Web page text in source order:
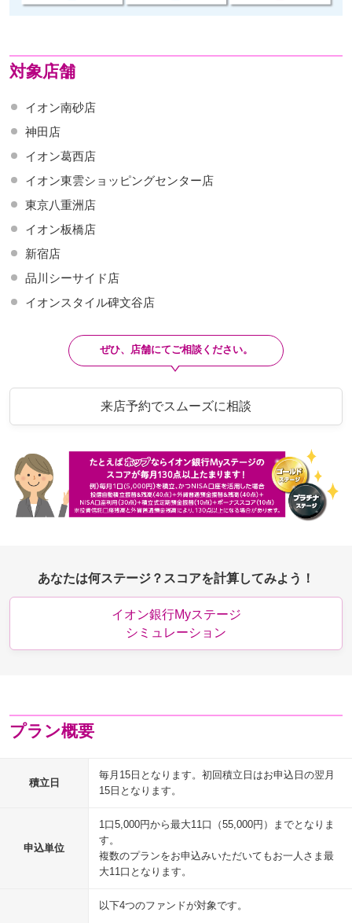
対象店舗
イオン南砂店
神田店
イオン葛西店
イオン東雲ショッピングセンター店
東京八重洲店
イオン板橋店
新宿店
品川シーサイド店
イオンスタイル碑文谷店
ぜひ、店舗にてご相談ください。
来店予約でスムーズに相談
あなたは何ステージ？スコアを計算してみよう！
イオン銀行Myステージ
シミュレーション
プラン概要
積立日
毎月15日となります。初回積立日はお申込日の翌月
15日となります。
申込単位
1口5,000円から最大11口（55,000円）までとなりま
す。
複数のプランをお申込みいただいてもお一人さま最
大11口となります。
以下4つのファンドが対象です。